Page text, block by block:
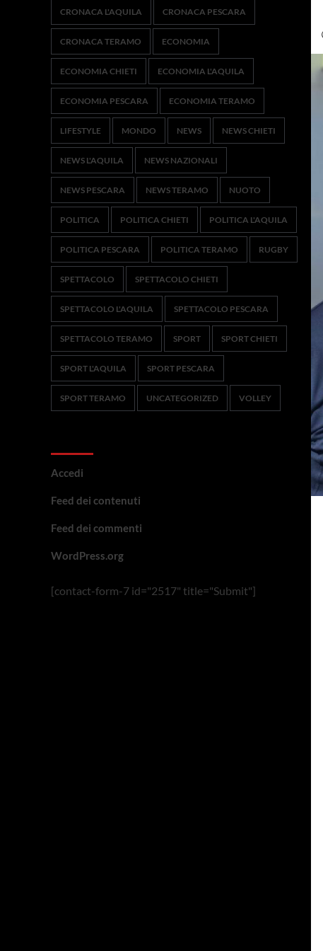
CRONACA L'AQUILA CRONACA PESCARA
CRONACA TERAMO ECONOMIA
ECONOMIA CHIETI ECONOMIA L'AQUILA
ECONOMIA PESCARA ECONOMIA TERAMO
LIFESTYLE MONDO NEWS NEWS CHIETI
NEWS L'AQUILA NEWS NAZIONALI
NEWS PESCARA NEWS TERAMO NUOTO
POLITICA POLITICA CHIETI POLITICA L'AQUILA
POLITICA PESCARA POLITICA TERAMO RUGBY
SPETTACOLO SPETTACOLO CHIETI
SPETTACOLO L'AQUILA SPETTACOLO PESCARA
SPETTACOLO TERAMO SPORT SPORT CHIETI
SPORT L'AQUILA SPORT PESCARA
SPORT TERAMO UNCATEGORIZED VOLLEY
Accedi
Feed dei contenuti
Feed dei commenti
WordPress.org
[contact-form-7 id="2517" title="Submit"]